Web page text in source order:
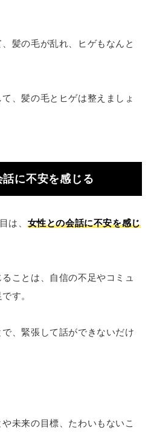
髪の毛が乱れ、ヒゲもなんと
、髪の毛とヒゲは整えましょ
に不安を感じる
は、 女性との会話に不安を感じ
ことは、自信の不足やコミュ
す。
、緊張して話ができないだけ
未来の目標、たわいもないこ